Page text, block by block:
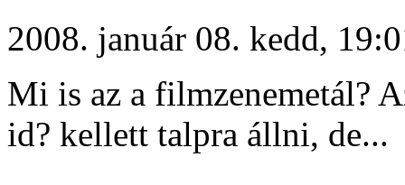
2008. január 08. kedd,
Mi is az a filmzenemetál?
id? kellett talpra állni, de...